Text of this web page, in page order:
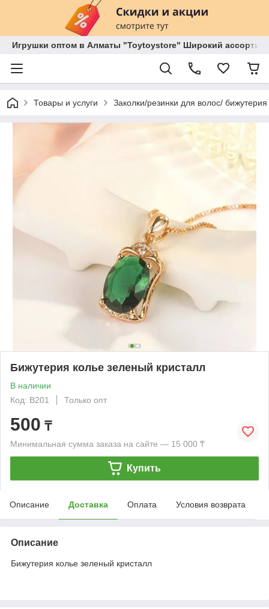
Игрушки оптом в Алматы "Toytoystore" Широкий
Товары и услуги Заколки/резинки для волос/ бижутерия
Бижутерия колье зеленый кристалл
В наличии
Код: B201
Только опт
500 ₸
Минимальная сумма заказа на сайте — 15 000 ₸
Купить
Описание Доставка Оплата Условия возврата
Описание
Бижутерия колье зеленый кристалл